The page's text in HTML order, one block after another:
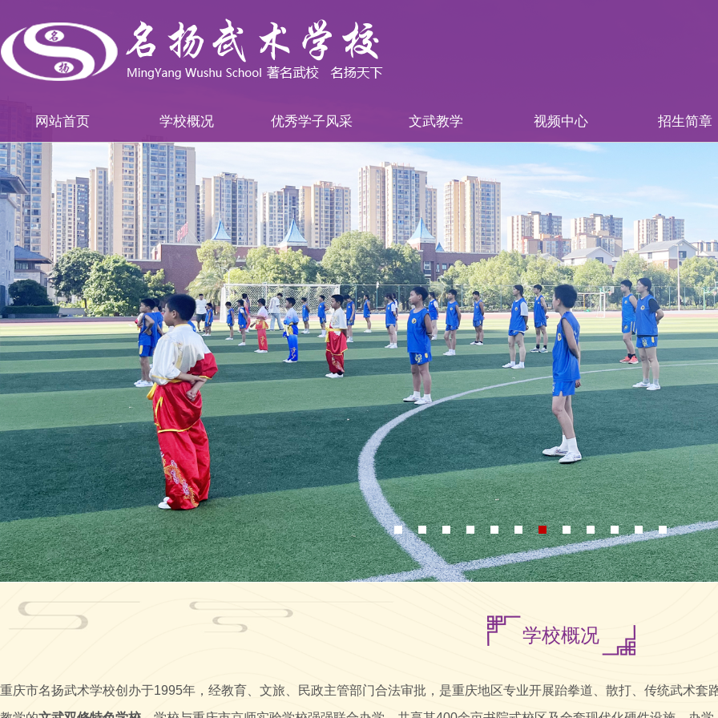
网站首页 学校概况 优秀学子风采 文武教学 视频中心 招生简章
学校概况
重庆市名扬武术学校创办于1995年，经教育、文旅、民政主管部门合法审批，是重庆地区专业开展跆拳道、散打、传统武术套